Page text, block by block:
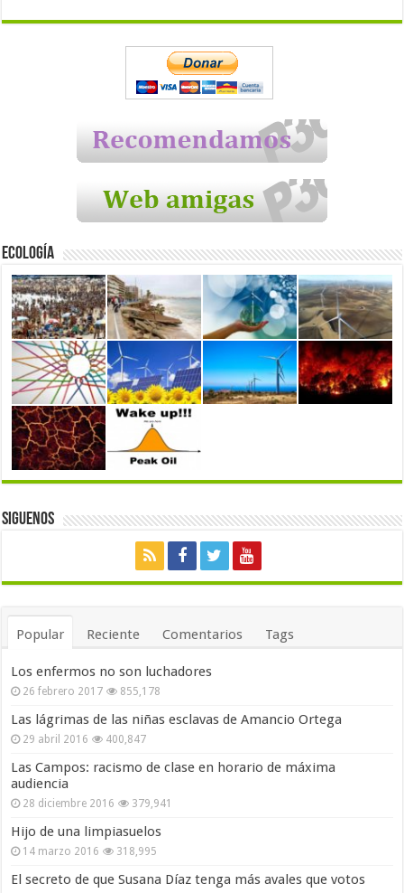
Ecología
Siguenos
Popular Reciente Comentarios Tags
Los enfermos no son luchadores
26 febrero 2017 855,178
Las lágrimas de las niñas esclavas de Amancio Ortega
29 abril 2016 400,847
Las Campos: racismo de clase en horario de máxima
audiencia
28 diciembre 2016 379,941
Hijo de una limpiasuelos
14 marzo 2016 318,995
El secreto de que Susana Díaz tenga más avales que votos